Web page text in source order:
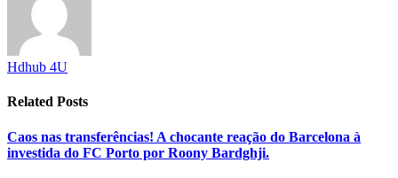
Hdhub 4U
Related Posts
Caos nas transferências! A chocante reação do Barcelona à
investida do FC Porto por Roony Bardghji.